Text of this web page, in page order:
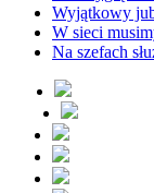
Wyjątkowy
W sieci
Na szefach